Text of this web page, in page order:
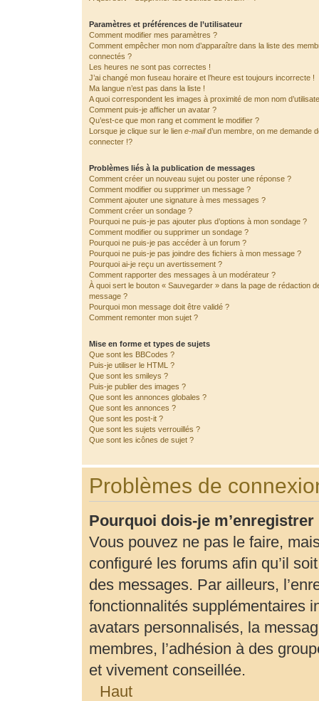
Paramètres et préférences de l’utilisateur
Comment modifier mes paramètres ?
Comment empêcher mon nom d’apparaître dans la liste des
connectés ?
Les heures ne sont pas correctes !
J’ai changé mon fuseau horaire et l’heure est toujours incorrecte !
Ma langue n’est pas dans la liste !
A quoi correspondent les images à proximité de mon nom
Comment puis-je afficher un avatar ?
Qu’est-ce que mon rang et comment le modifier ?
Lorsque je clique sur le lien e-maild’un membre, on me demande
connecter !?
Problèmes liés à la publication de messages
Comment créer un nouveau sujet ou poster une réponse ?
Comment modifier ou supprimer un message ?
Comment ajouter une signature à mes messages ?
Comment créer un sondage ?
Pourquoi ne puis-je pas ajouter plus d’options à mon sondage ?
Comment modifier ou supprimer un sondage ?
Pourquoi ne puis-je pas accéder à un forum ?
Pourquoi ne puis-je pas joindre des fichiers à mon message ?
Pourquoi ai-je reçu un avertissement ?
Comment rapporter des messages à un modérateur ?
À quoi sert le bouton « Sauvegarder » dans la page de rédaction
message ?
Pourquoi mon message doit être validé ?
Comment remonter mon sujet ?
Mise en forme et types de sujets
Que sont les BBCodes ?
Puis-je utiliser le HTML ?
Que sont les smileys ?
Puis-je publier des images ?
Que sont les annonces globales ?
Que sont les annonces ?
Que sont les post-it ?
Que sont les sujets verrouillés ?
Que sont les icônes de sujet ?
Problèmes de
Pourquoi dois-je m’enregistrer
Vous pouvez ne pas le faire,
configuré les forums afin qu’il
des messages. Par ailleurs,
fonctionnalités supplémentaires
avatars personnalisés, la
membres, l’adhésion à des
et vivement conseillée.
Haut